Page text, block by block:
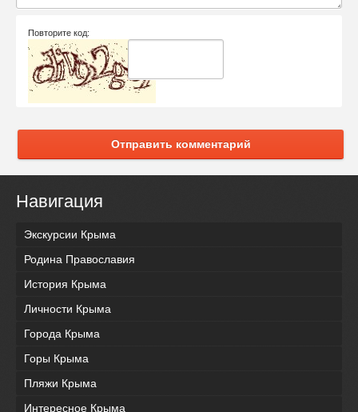
Повторите код:
Отправить комментарий
Навигация
Экскурсии Крыма
Родина Православия
История Крыма
Личности Крыма
Города Крыма
Горы Крыма
Пляжи Крыма
Интересное Крыма